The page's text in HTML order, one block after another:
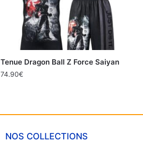
Tenue Dragon Ball Z Force Saiyan
74.90€
NOS COLLECTIONS